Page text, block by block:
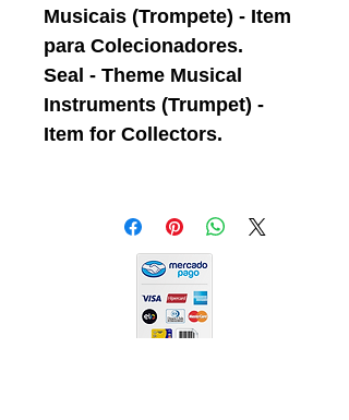
Musicais (Trompete) - Item
para Colecionadores.
Seal - Theme Musical
Instruments (Trumpet) -
Item for Collectors.